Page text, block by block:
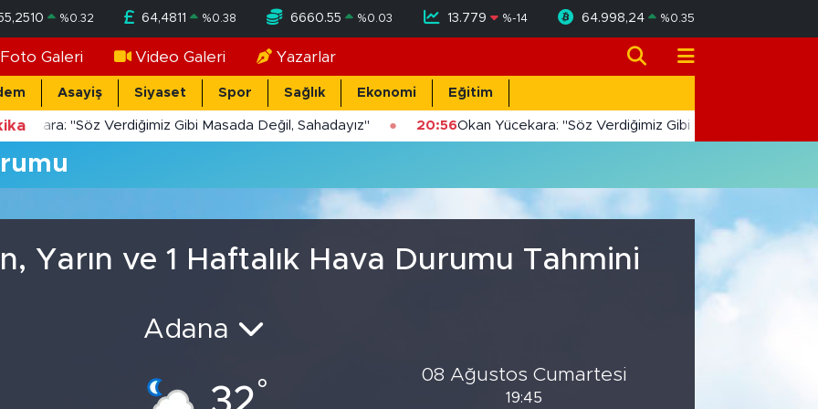
%0.32 64,4811 %0.38 6660.55 %0.03 13.779 %-14 64.998,24 %0.35
Foto Galeri Video Galeri Yazarlar
Asayiş Siyaset Spor Sağlık Ekonomi Eğitim
"Söz Verdiğimiz Gibi Masada Değil, Sahadayız" 20:56Okan Yücekara: "Söz Verdiğimiz Gibi Masada Değil,
Yarın ve 1 Haftalık Hava Durumu Tahmini
Adana
°
08 Ağustos Cumartesi
19:45